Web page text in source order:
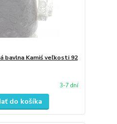
bavlna Kamiś veľkosti 92
3-7 dní
do košíka